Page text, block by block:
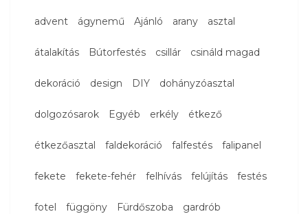
advent ágynemű Ajánló arany asztal
átalakítás Bútorfestés csillár csináld magad
dekoráció design DIY dohányzóasztal
dolgozósarok Egyéb erkély étkező
étkezőasztal faldekoráció falfestés falipanel
fekete fekete-fehér felhívás felújítás festés
fotel függöny Fürdőszoba gardrób